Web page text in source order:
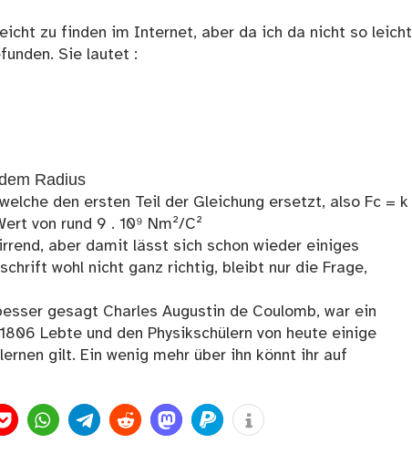
zu finden im Internet, aber da ich da nicht so leicht
Sie lautet :
Radius
den ersten Teil der Gleichung ersetzt, also Fc = k
von rund 9 . 10⁹ Nm²/C²
aber damit lässt sich schon wieder einiges
wohl nicht ganz richtig, bleibt nur die Frage,
gesagt Charles Augustin de Coulomb, war ein
Lebte und den Physikschülern von heute einige
gilt. Ein wenig mehr über ihn könnt ihr auf